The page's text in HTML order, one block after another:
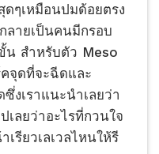
ๆเหมือนปมด้อยตรง
ายเป็นคนมีกรอบ
น สำหรับตัว Meso
จุดที่จะฉีดและ
งเราแนะนำเลยว่า
ลยว่าอะไรที่กวนใจ
รียวเลเวลไหนให้รี